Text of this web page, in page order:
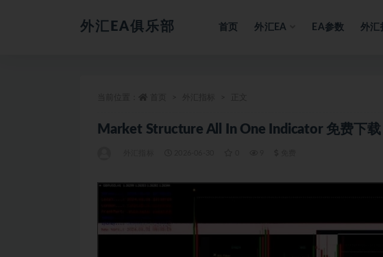
外汇EA俱乐部 首页 外汇EA EA参数 外汇
Market Structure All In One Indicator 免费下载